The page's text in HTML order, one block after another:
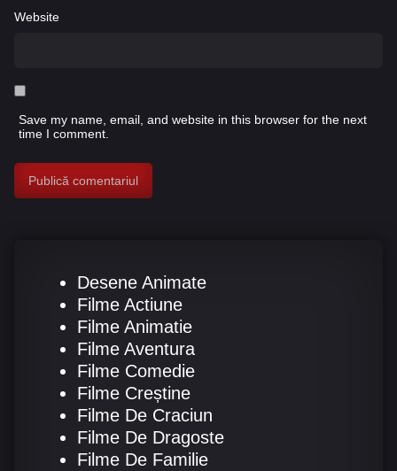
Website
Save my name, email, and website in this browser for the next
time I comment.
Desene Animate
Filme Actiune
Filme Animatie
Filme Aventura
Filme Comedie
Filme Creștine
Filme De Craciun
Filme De Dragoste
Filme De Familie